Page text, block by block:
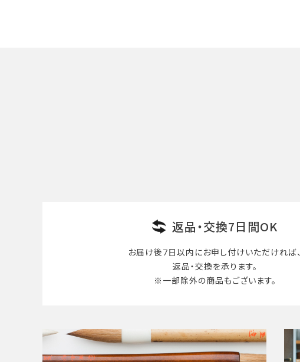
返品・交換7日間OK
お届け後7日以内にお申し付けいただければ、
返品・交換を承ります。
※一部除外の商品もございます。